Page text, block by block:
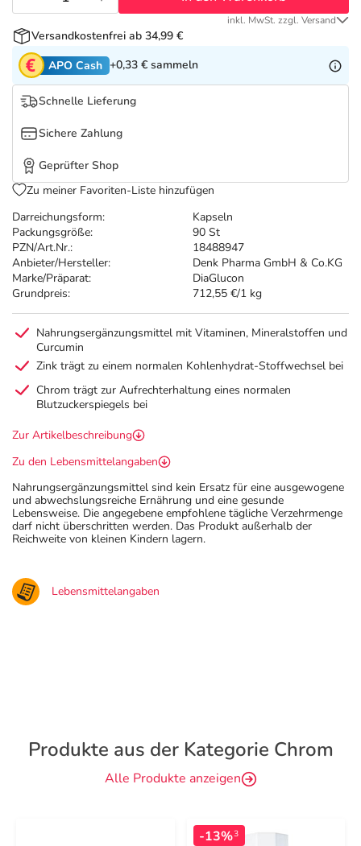
Tierapotheke
Vitamine & Mineralstoffe
Marken
Salus Deals
Darreichungsform:
Kapseln
Packungsgröße:
90 St
PZN/Art.Nr.:
18488947
Anbieter/Hersteller:
Denk Pharma GmbH & Co.KG
Marke/Präparat:
DiaGlucon
Grundpreis:
712,55 €/1 kg
inkl. MwSt. zzgl. Versand
Versandkostenfrei ab 34,99 €
APO Cash +0,33 € sammeln
Schnelle Lieferung
Sichere Zahlung
Geprüfter Shop
Zu meiner Favoriten-Liste hinzufügen
Nahrungsergänzungsmittel mit Vitaminen, Mineralstoffen und
Curcumin
Zink trägt zu einem normalen Kohlenhydrat-Stoffwechsel bei
Chrom trägt zur Aufrechterhaltung eines normalen
Blutzuckerspiegels bei
Zur Artikelbeschreibung
Zu den Lebensmittelangaben
Nahrungsergänzungsmittel sind kein Ersatz für eine ausgewogene
und abwechslungsreiche Ernährung und eine gesunde
Lebensweise. Die angegebene empfohlene tägliche Verzehrmenge
darf nicht überschritten werden. Das Produkt außerhalb der
Reichweite von kleinen Kindern lagern.
Lebensmittelangaben
Produkte aus der Kategorie Chrom
Alle Produkte anzeigen
-13%3